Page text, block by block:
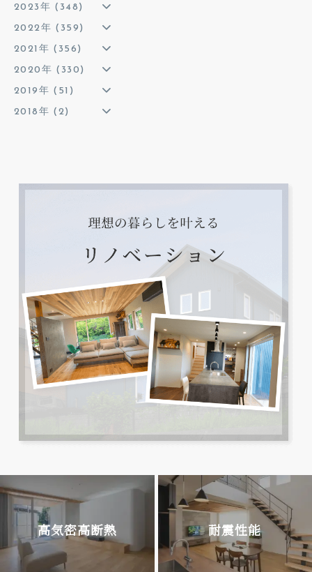
2023年 (348)
2022年 (359)
2021年 (356)
2020年 (330)
2019年 (51)
2018年 (2)
高気密高断熱 耐震性能